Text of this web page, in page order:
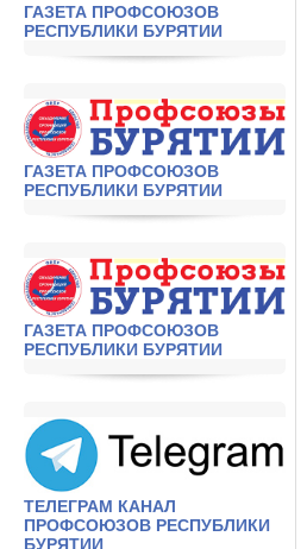
ГАЗЕТА ПРОФСОЮЗОВ
РЕСПУБЛИКИ БУРЯТИИ
ГАЗЕТА ПРОФСОЮЗОВ
РЕСПУБЛИКИ БУРЯТИИ
ГАЗЕТА ПРОФСОЮЗОВ
РЕСПУБЛИКИ БУРЯТИИ
ТЕЛЕГРАМ КАНАЛ
ПРОФСОЮЗОВ РЕСПУБЛИКИ
БУРЯТИИ